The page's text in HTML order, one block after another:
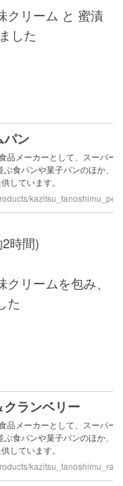
クリーム と 蜜漬
した
時間)
リームを包み、
た